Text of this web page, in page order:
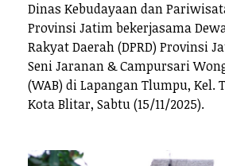
Dinas Kebudayaan dan
Provinsi Jatim bekerjasama
Rakyat Daerah (DPRD) Provinsi
Seni Jaranan & Campursari
(WAB) di Lapangan Tlumpu, Kel.
Kota Blitar, Sabtu (15/11/2025).